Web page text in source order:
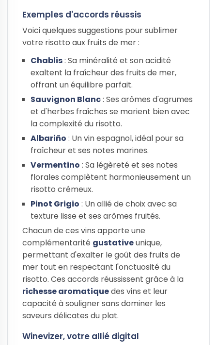
Exemples d'accords réussis
Voici quelques suggestions pour sublimer
votre risotto aux fruits de mer :
Chablis: Sa minéralité et son acidité
exaltent la fraîcheur des fruits de mer,
offrant un équilibre parfait.
Sauvignon Blanc: Ses arômes d'agrumes
et d'herbes fraîches se marient bien avec
la complexité du risotto.
Albariño : Un vin espagnol, idéal pour sa
fraîcheur et ses notes marines.
Vermentino : Sa légèreté et ses notes
florales complètent harmonieusement un
risotto crémeux.
Pinot Grigio : Un allié de choix avec sa
texture lisse et ses arômes fruités.
Chacun de ces vins apporte une
complémentarité gustativeunique,
permettant d'exalter le goût des fruits de
mer tout en respectant l'onctuosité du
risotto. Ces accords réussissent grâce à la
richesse aromatiquedes vins et leur
capacité à souligner sans dominer les
saveurs délicates du plat.
Winevizer, votre allié digital